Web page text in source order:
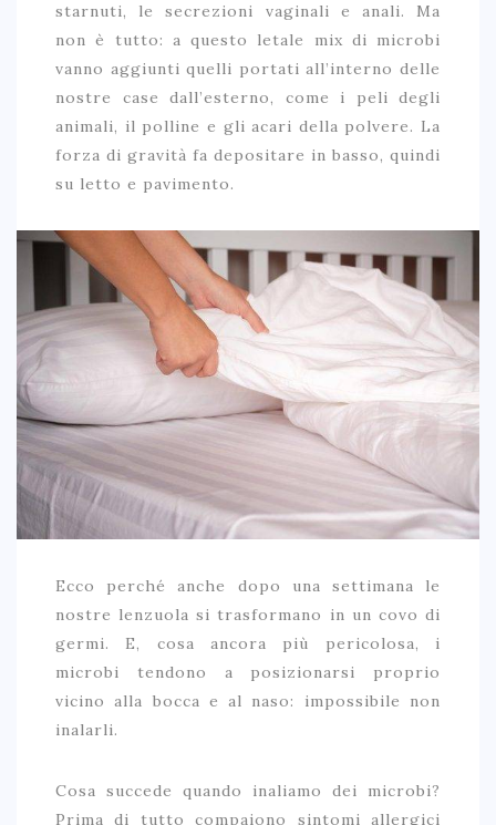
starnuti, le secrezioni vaginali e anali. Ma
non è tutto: a questo letale mix di microbi
vanno aggiunti quelli portati all’interno delle
nostre case dall’esterno, come i peli degli
animali, il polline e gli acari della polvere. La
forza di gravità fa depositare in basso, quindi
su letto e pavimento.
Ecco perché anche dopo una settimana le
nostre lenzuola si trasformano in un covo di
germi. E, cosa ancora più pericolosa, i
microbi tendono a posizionarsi proprio
vicino alla bocca e al naso: impossibile non
inalarli.
Cosa succede quando inaliamo dei microbi?
Prima di tutto compaiono sintomi allergici